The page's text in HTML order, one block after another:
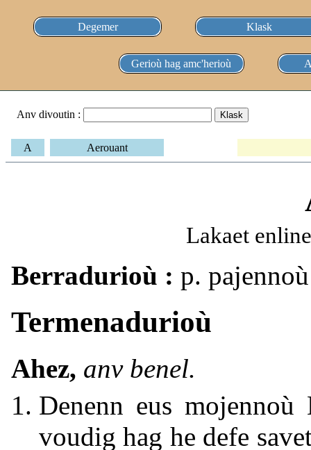
Degemer Klask
Gerioù hag amc'herioù
Anv divoutin :
A Aerouant
Lakaet
Berradurioù : p.
Termenadurioù
Ahez, anv benel.
Denenn eus
voudig hag he defe